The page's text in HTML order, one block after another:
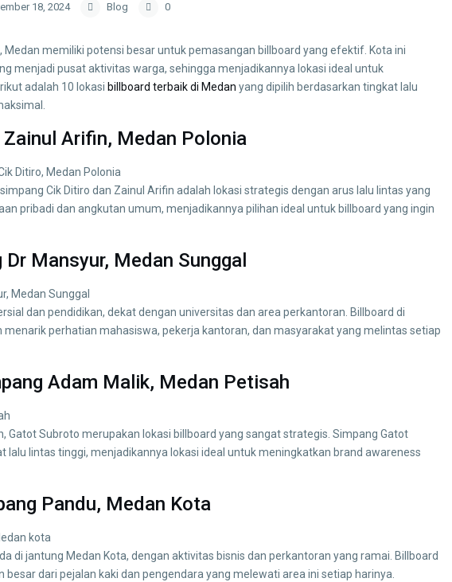
18, 2024 Blog 0
memiliki potensi besar untuk pemasangan billboard yang efektif. Kota ini
menjadi pusat aktivitas warga, sehingga menjadikannya lokasi ideal untuk
adalah 10 lokasi billboard terbaik di Medan yang dipilih berdasarkan tingkat lalu
Arifin, Medan Polonia
Cik Ditiro dan Zainul Arifin adalah lokasi strategis dengan arus lalu lintas yang
pribadi dan angkutan umum, menjadikannya pilihan ideal untuk billboard yang ingin
Mansyur, Medan Sunggal
dan pendidikan, dekat dengan universitas dan area perkantoran. Billboard di
menarik perhatian mahasiswa, pekerja kantoran, dan masyarakat yang melintas setiap
Adam Malik, Medan Petisah
Gatot Subroto merupakan lokasi billboard yang sangat strategis. Simpang Gatot
lalu lintas tinggi, menjadikannya lokasi ideal untuk meningkatkan brand awareness
Pandu, Medan Kota
di jantung Medan Kota, dengan aktivitas bisnis dan perkantoran yang ramai. Billboard
dari pejalan kaki dan pengendara yang melewati area ini setiap harinya.